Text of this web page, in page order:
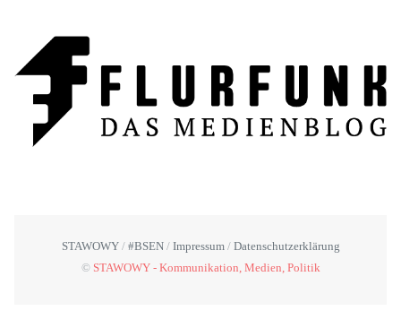
STAWOWY #BSEN Impressum
Datenschutzerklärung
© STAWOWY - Kommunikation, Medien, Politik